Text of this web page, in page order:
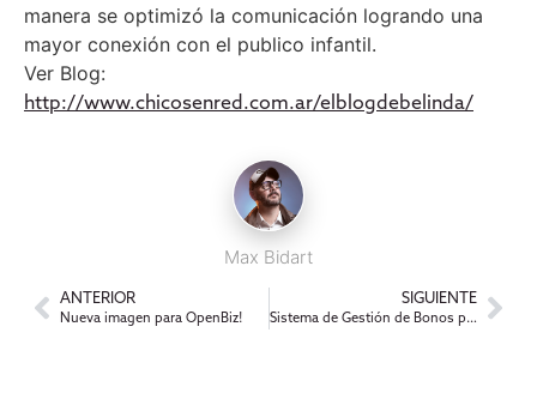
manera se optimizó la comunicación logrando una
mayor conexión con el publico infantil.
Ver Blog:
http://www.chicosenred.com.ar/elblogdebelinda/
Max Bidart
ANTERIOR
Nueva imagen para OpenBiz!
SIGUIENTE
Sistema de Gestión de Bonos para el Sindicato de Empleados de Comercio